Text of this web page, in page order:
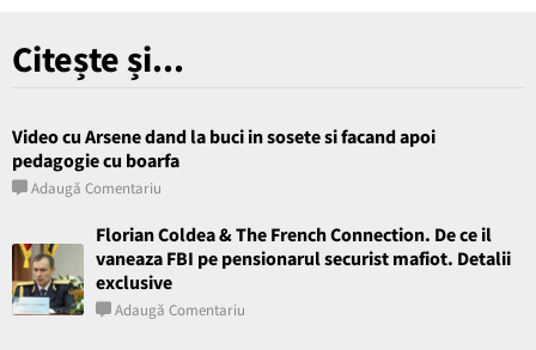
Citește și...
Video cu Arsene dand la buci in sosete si facand apoi
pedagogie cu boarfa
Adaugă Comentariu
Florian Coldea & The French Connection. De ce il
vaneaza FBI pe pensionarul securist mafiot. Detalii
exclusive
Adaugă Comentariu